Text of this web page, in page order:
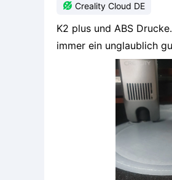
 Creality Cloud DE
K2 plus und ABS Drucke. Egal ob ich auf 0,08mm oder mit 0.2mm Schichten drucke es kommt